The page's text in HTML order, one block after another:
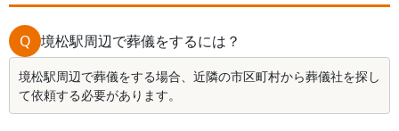
Q 境松駅周辺で葬儀をするには？
境松駅周辺で葬儀をする場合、近隣の市区町村から葬儀社を探し
て依頼する必要があります。